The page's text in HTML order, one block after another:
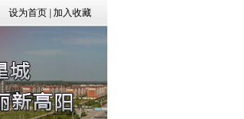
设为首页 加入收藏